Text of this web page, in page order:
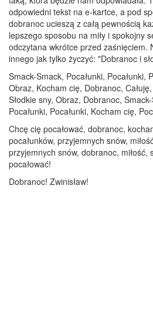
odpowiedni tekst na e-kartce, a pod
dobranoc ucieszą z całą pewnością
lepszego sposobu na miły i spokojny
odczytana wkrótce przed zaśnięciem.
innego jak tylko życzyć: "Dobranoc i
Smack-Smack, Pocałunki, Pocałunki,
Obraz, Kocham cię, Dobranoc, Całuję,
Słodkie sny, Obraz, Dobranoc,
Pocałunki, Pocałunki, Kocham cię,
Chcę cię pocałować, dobranoc,
pocałunków, przyjemnych snów,
przyjemnych snów, dobranoc, miłość,
pocałować!
Dobranoc! Zwinisław!